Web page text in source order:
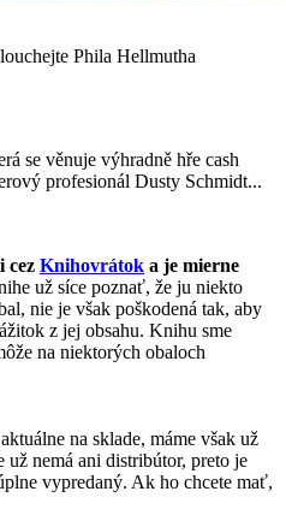
Phila Hellmutha
se věnuje výhradně hře cash
profesionál Dusty Schmidt...
cez Knihovrátok a je mierne
už síce poznať, že ju niekto
nie je však poškodená tak, aby
z jej obsahu. Knihu sme
na niektorých obaloch
na sklade, máme však už
už nemá ani distribútor, preto je
vypredaný. Ak ho chcete mať,